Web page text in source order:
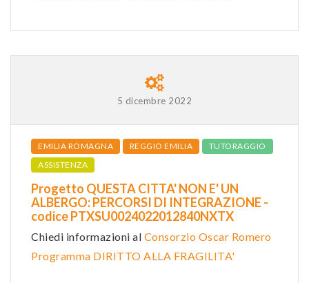
5 dicembre 2022
EMILIA ROMAGNA REGGIO EMILIA
TUTORAGGIO
ASSISTENZA
Progetto QUESTA CITTA' NON E' UN
ALBERGO: PERCORSI DI INTEGRAZIONE -
codice PTXSU0024022012840NXTX
Chiedi informazioni al Consorzio Oscar Romero
Programma DIRITTO ALLA FRAGILITA'